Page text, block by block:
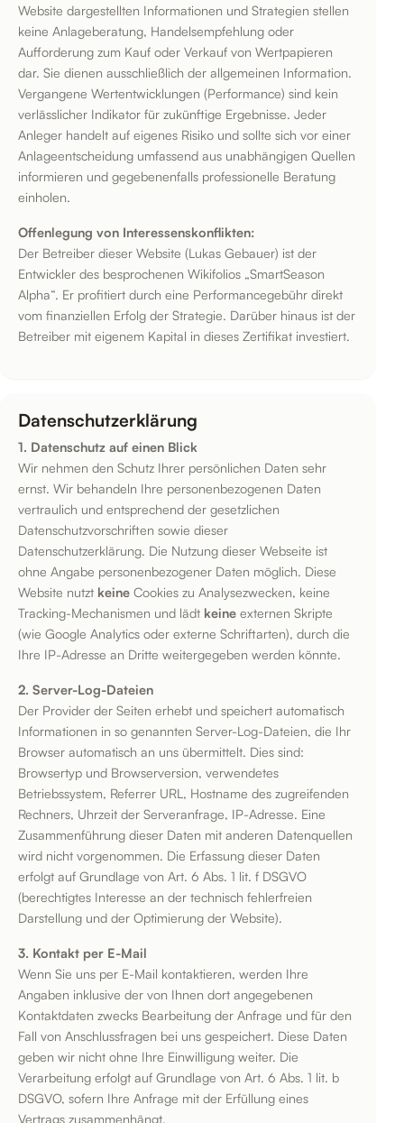
Website dargestellten Informationen und Strategien stellen
keine Anlageberatung, Handelsempfehlung oder
Aufforderung zum Kauf oder Verkauf von Wertpapieren
dar. Sie dienen ausschließlich der allgemeinen Information.
Vergangene Wertentwicklungen (Performance) sind kein
verlässlicher Indikator für zukünftige Ergebnisse. Jeder
Anleger handelt auf eigenes Risiko und sollte sich vor einer
Anlageentscheidung umfassend aus unabhängigen Quellen
informieren und gegebenenfalls professionelle Beratung
einholen.
Offenlegung von Interessenskonflikten:
Der Betreiber dieser Website (Lukas Gebauer) ist der
Entwickler des besprochenen Wikifolios „SmartSeason
Alpha“. Er profitiert durch eine Performancegebühr direkt
vom finanziellen Erfolg der Strategie. Darüber hinaus ist der
Betreiber mit eigenem Kapital in dieses Zertifikat investiert.
Datenschutzerklärung
1. Datenschutz auf einen Blick
Wir nehmen den Schutz Ihrer persönlichen Daten sehr
ernst. Wir behandeln Ihre personenbezogenen Daten
vertraulich und entsprechend der gesetzlichen
Datenschutzvorschriften sowie dieser
Datenschutzerklärung. Die Nutzung dieser Webseite ist
ohne Angabe personenbezogener Daten möglich. Diese
Website nutzt keine Cookies zu Analysezwecken, keine
Tracking-Mechanismen und lädt keine externen Skripte
(wie Google Analytics oder externe Schriftarten), durch die
Ihre IP-Adresse an Dritte weitergegeben werden könnte.
2. Server-Log-Dateien
Der Provider der Seiten erhebt und speichert automatisch
Informationen in so genannten Server-Log-Dateien, die Ihr
Browser automatisch an uns übermittelt. Dies sind:
Browsertyp und Browserversion, verwendetes
Betriebssystem, Referrer URL, Hostname des zugreifenden
Rechners, Uhrzeit der Serveranfrage, IP-Adresse. Eine
Zusammenführung dieser Daten mit anderen Datenquellen
wird nicht vorgenommen. Die Erfassung dieser Daten
erfolgt auf Grundlage von Art. 6 Abs. 1 lit. f DSGVO
(berechtigtes Interesse an der technisch fehlerfreien
Darstellung und der Optimierung der Website).
3. Kontakt per E-Mail
Wenn Sie uns per E-Mail kontaktieren, werden Ihre
Angaben inklusive der von Ihnen dort angegebenen
Kontaktdaten zwecks Bearbeitung der Anfrage und für den
Fall von Anschlussfragen bei uns gespeichert. Diese Daten
geben wir nicht ohne Ihre Einwilligung weiter. Die
Verarbeitung erfolgt auf Grundlage von Art. 6 Abs. 1 lit. b
DSGVO, sofern Ihre Anfrage mit der Erfüllung eines
Vertrags zusammenhängt.